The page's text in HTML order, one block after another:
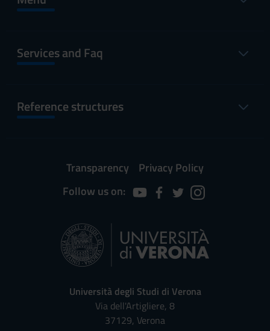
Services and Faq
Reference structures
Transparency
Privacy Policy
Follow us on:
Università degli Studi di Verona
Via dell'Artigliere, 8
37129, Verona